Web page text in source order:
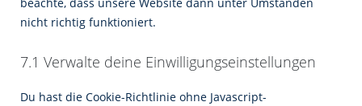
beachte, dass unsere Website dann unter Umständen
nicht richtig funktioniert.
7.1 Verwalte deine Einwilligungseinstellungen
Du hast die Cookie-Richtlinie ohne Javascript-